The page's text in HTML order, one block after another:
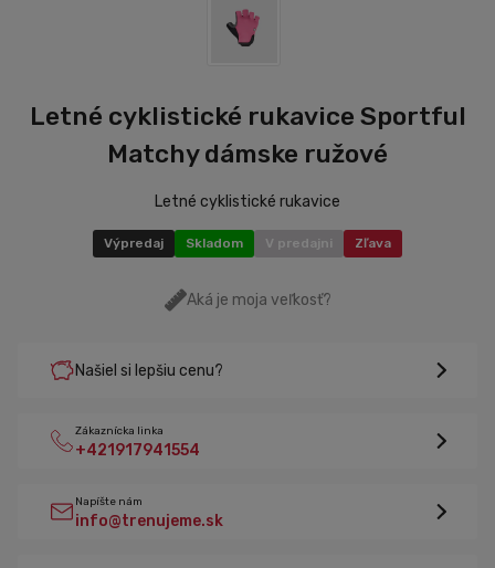
Letné cyklistické rukavice Sportful
Matchy dámske ružové
Letné cyklistické rukavice
Výpredaj Skladom V predajni Zľava
Aká je moja veľkosť?
Našiel si lepšiu cenu?
Zákaznícka linka
+421917941554
Napíšte nám
info@trenujeme.sk